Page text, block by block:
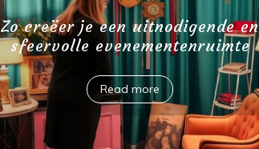
Zo creëer je een uitnodigende en
sfeervolle evenementenruimte
Read more